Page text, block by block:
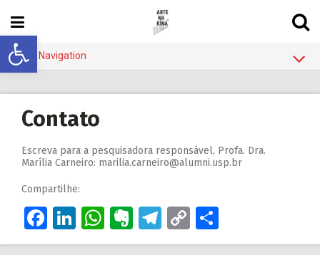
Abrir a barra de ferramentas
Main Navigation
Sobre
Rede de Blogs
Contato
Contato
Escreva para a pesquisadora responsável, Profa. Dra.
Marília Carneiro: marilia.carneiro@alumni.usp.br
Compartilhe:
Facebook
LinkedIn
WhatsApp
Evernote
Telegram
Copy
Link